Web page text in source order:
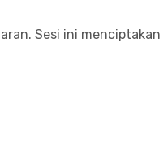
Sesi ini menciptakan